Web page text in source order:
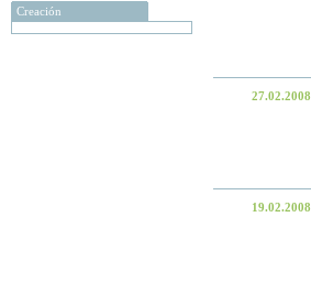
Creación
27.02.2008
19.02.2008